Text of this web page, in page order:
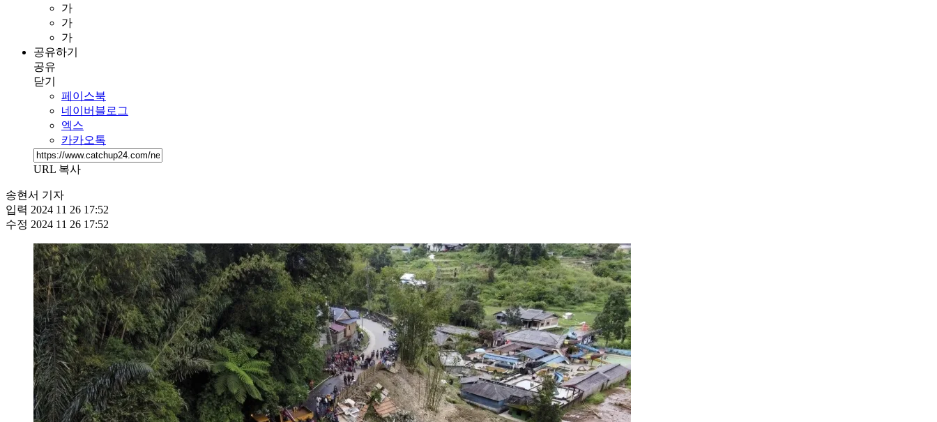
가
가
가
공유하기
공유
닫기
페이스북
네이버블로그
엑스
카카오톡
URL 복사
송현서 기자
입력 2024 11 26 17:52
수정 2024 11 26 17:52